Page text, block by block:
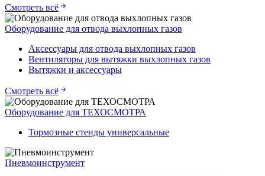
Смотреть всё
Оборудование для отвода выхлопных газов
Аксессуары для отвода выхлопных газов
Вентиляторы для вытяжки выхлопных газов
Вытяжки и аксессуары
Смотреть всё
Оборудование для ТЕХОСМОТРА
Тормозные стенды универсальные
Пневмоинструмент